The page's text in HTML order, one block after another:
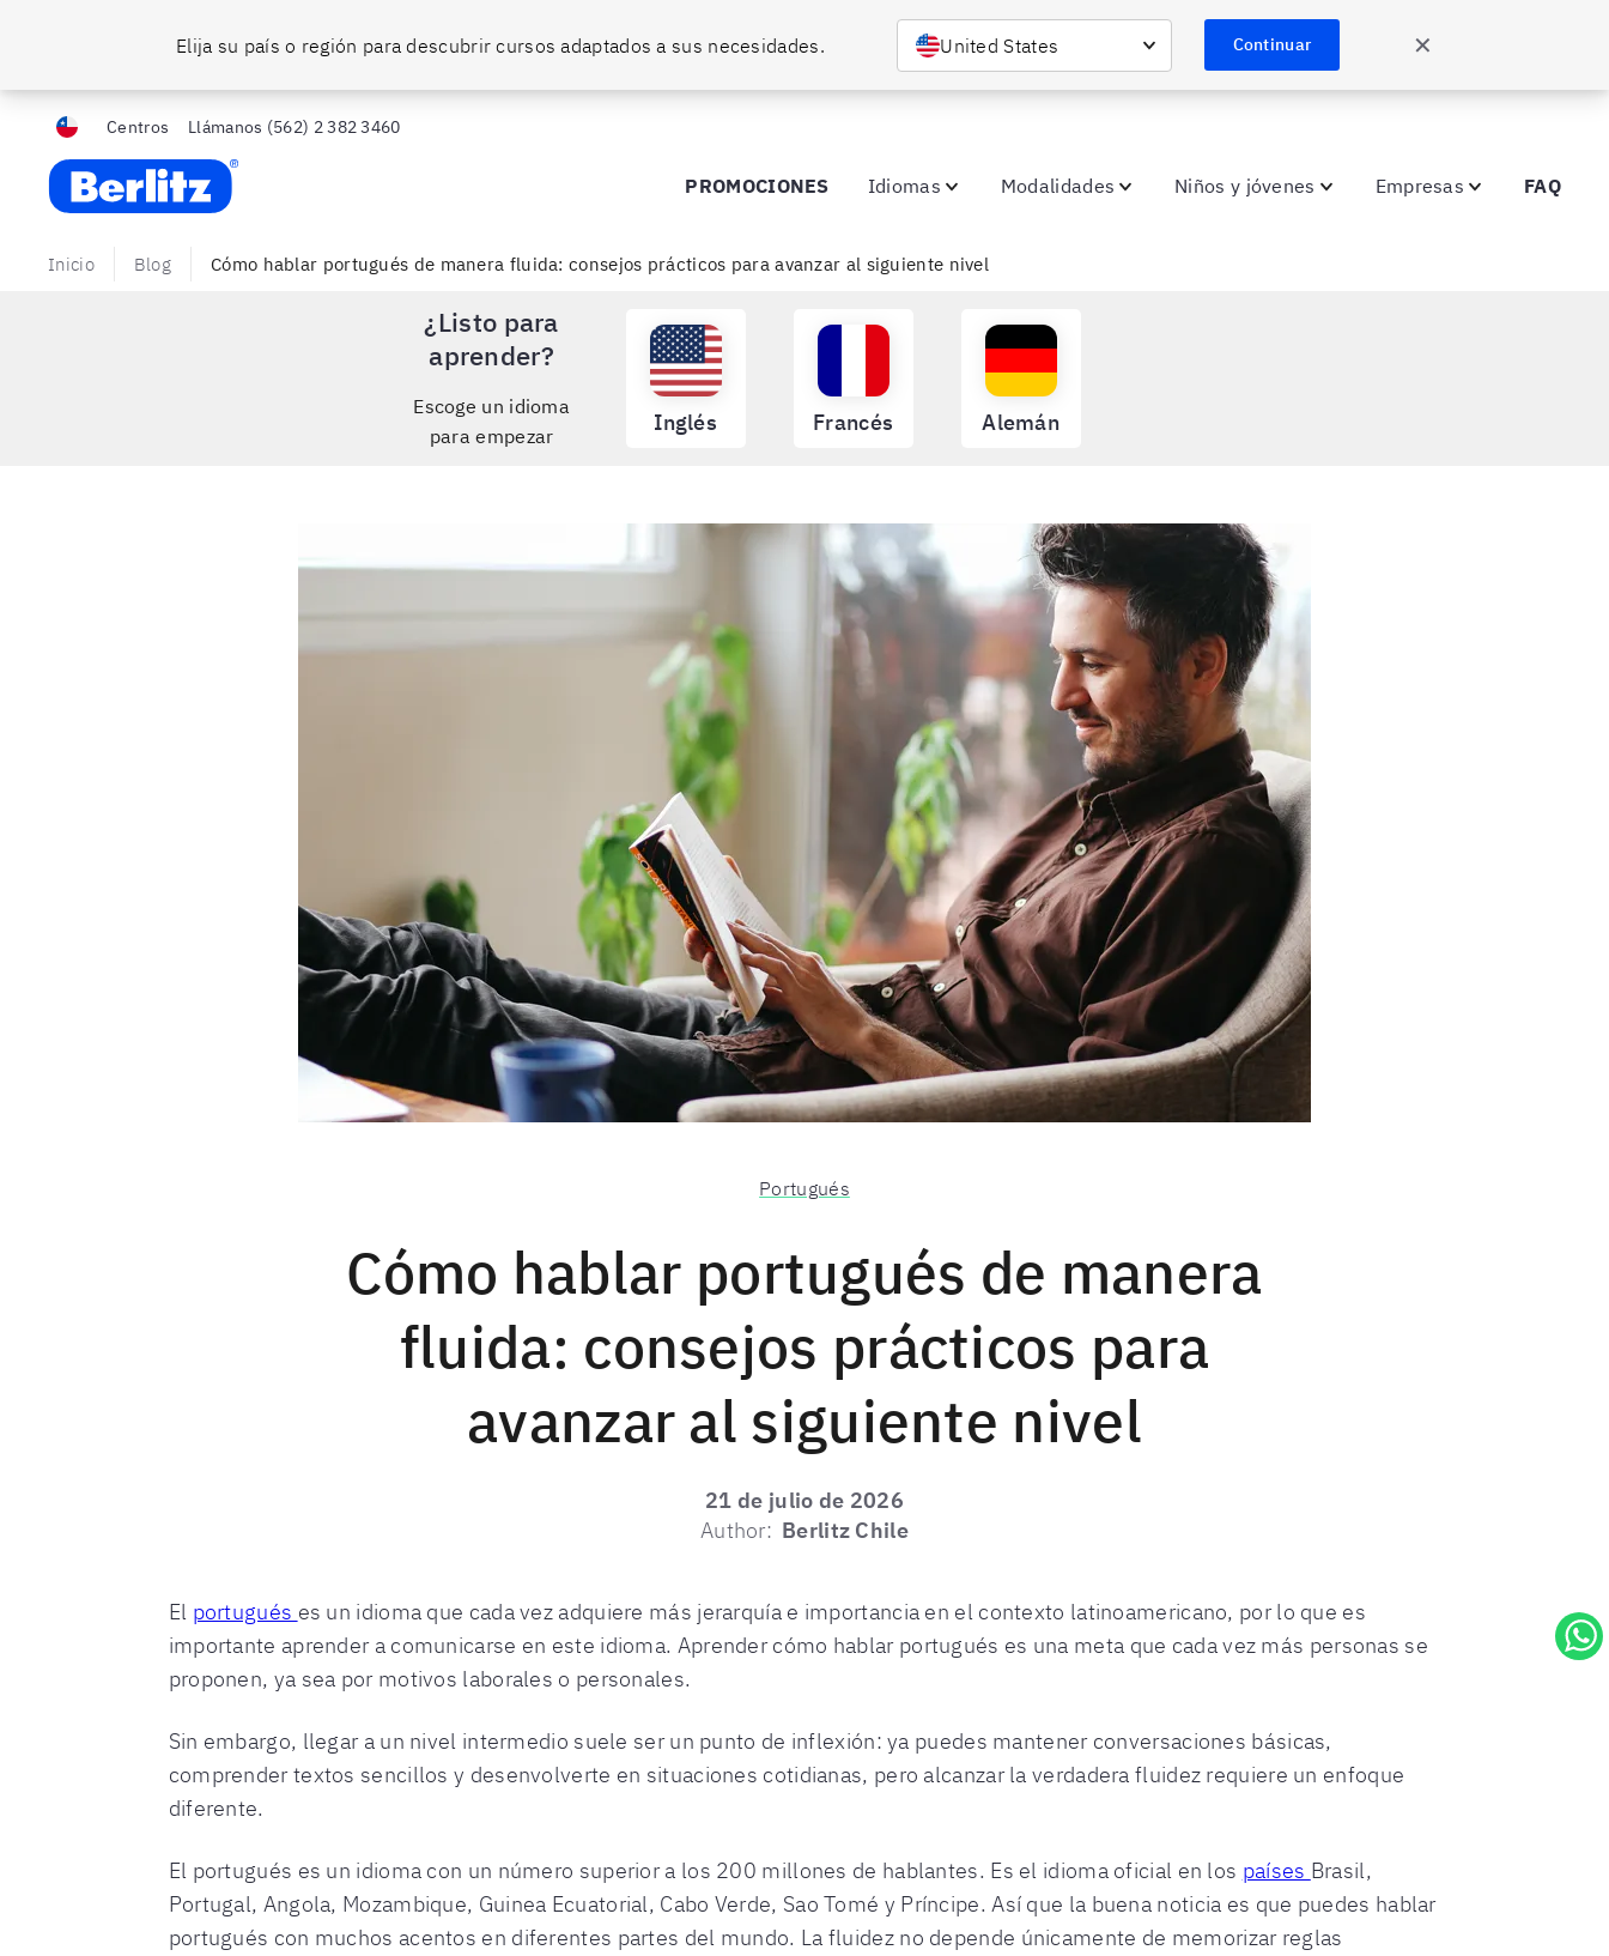
Elija su país o región para descubrir cursos adaptados a sus necesidades. United States Continuar ✕
Centros Llámanos (562) 2 382 3460
Berlitz Chile
PROMOCIONES Idiomas Modalidades Niños y jóvenes Empresas FAQ
Inicio Blog Cómo hablar portugués de manera fluida: consejos prácticos para avanzar al siguiente nivel
¿Listo para
aprender?
Escoge un idioma
para empezar
Inglés Francés Alemán
Portugués
Cómo hablar portugués de manera
fluida: consejos prácticos para
avanzar al siguiente nivel
21 de julio de 2026
Author: Berlitz Chile
El portugués es un idioma que cada vez adquiere más jerarquía e importancia en el contexto latinoamericano, por lo que es
importante aprender a comunicarse en este idioma. Aprender cómo hablar portugués es una meta que cada vez más personas se
proponen, ya sea por motivos laborales o personales.
Sin embargo, llegar a un nivel intermedio suele ser un punto de inflexión: ya puedes mantener conversaciones básicas,
comprender textos sencillos y desenvolverte en situaciones cotidianas, pero alcanzar la verdadera fluidez requiere un enfoque
diferente.
El portugués es un idioma con un número superior a los 200 millones de hablantes. Es el idioma oficial en los países Brasil,
Portugal, Angola, Mozambique, Guinea Ecuatorial, Cabo Verde, Sao Tomé y Príncipe. Así que la buena noticia es que puedes hablar
portugués con muchos acentos en diferentes partes del mundo. La fluidez no depende únicamente de memorizar reglas